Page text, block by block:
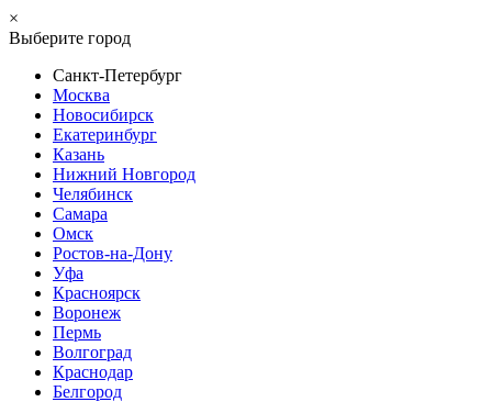
×
Выберите город
Санкт-Петербург
Москва
Новосибирск
Екатеринбург
Казань
Нижний Новгород
Челябинск
Самара
Омск
Ростов-на-Дону
Уфа
Красноярск
Воронеж
Пермь
Волгоград
Краснодар
Белгород